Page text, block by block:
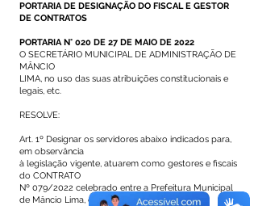
PORTARIA DE DESIGNAÇÃO DO FISCAL E GESTOR
DE CONTRATOS
PORTARIA N° 020 DE 27 DE MAIO DE 2022
O SECRETÁRIO MUNICIPAL DE ADMINISTRAÇÃO DE
MÂNCIO
LIMA, no uso das suas atribuições constitucionais e
legais, etc.
RESOLVE:
Art. 1º Designar os servidores abaixo indicados para,
em observância
à legislação vigente, atuarem como gestores e fiscais
do CONTRATO
Nº 079/2022 celebrado entre a Prefeitura Municipal
de Mâncio Lima, e a